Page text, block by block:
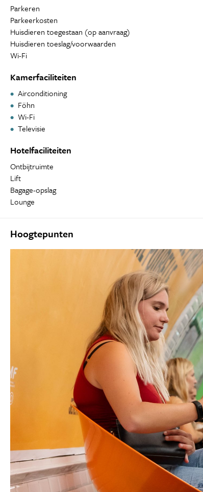
Parkeren
Parkeerkosten
Huisdieren toegestaan (op aanvraag)
Huisdieren toeslag/voorwaarden
Wi-Fi
Kamerfaciliteiten
Airconditioning
Föhn
Wi-Fi
Televisie
Hotelfaciliteiten
Ontbijtruimte
Lift
Bagage-opslag
Lounge
Hoogtepunten